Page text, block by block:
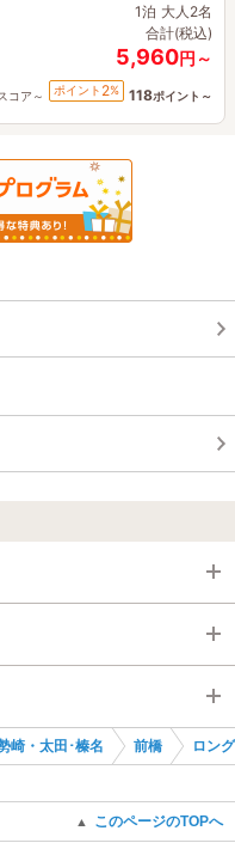
1泊 大人2名
合計(税込)
5,960円～
コア～ ポイント 2% 118ポイント～
崎・太田･榛名 前橋 ロン
▲ このページのTOPへ